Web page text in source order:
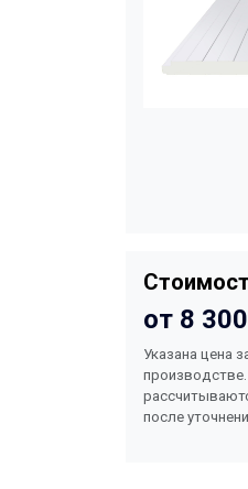
от 8
Указана цена
после